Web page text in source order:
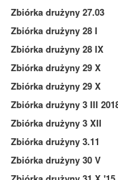
Zbiórka drużyny 27.03
Zbiórka drużyny 28 I
Zbiórka drużyny 28 IX
Zbiórka drużyny 29 X
Zbiórka drużyny 29 X
Zbiórka drużyny 3 III
Zbiórka drużyny 3 XII
Zbiórka drużyny 3.11
Zbiórka drużyny 30 V